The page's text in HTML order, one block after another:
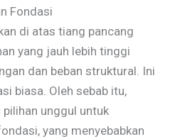
Fondasi
di atas tiang pancang
yang jauh lebih tinggi
dan beban struktural. Ini
biasa. Oleh sebab itu,
unggul untuk
yang menyebabkan